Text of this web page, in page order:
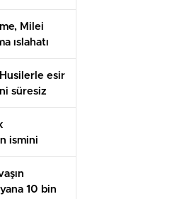
Milei
ıslahatı
esir
süresiz
ismini
10 bin